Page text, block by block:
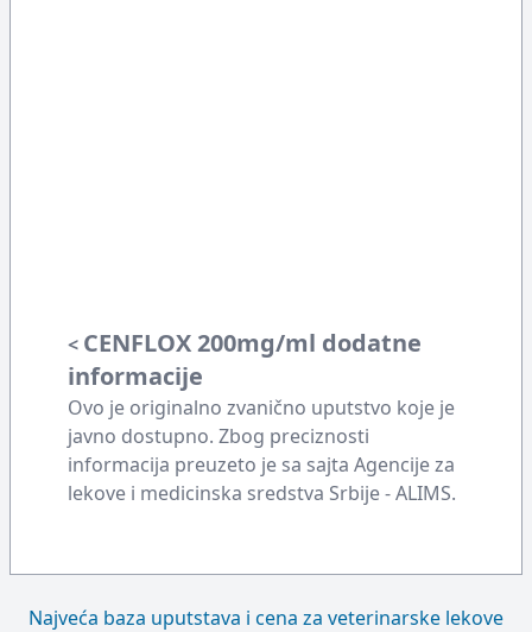
< CENFLOX 200mg/ml dodatne
informacije
Ovo je originalno zvanično uputstvo koje je
javno dostupno. Zbog preciznosti
informacija preuzeto je sa sajta Agencije za
lekove i medicinska sredstva Srbije - ALIMS.
Najveća baza uputstava i cena za veterinarske lekove